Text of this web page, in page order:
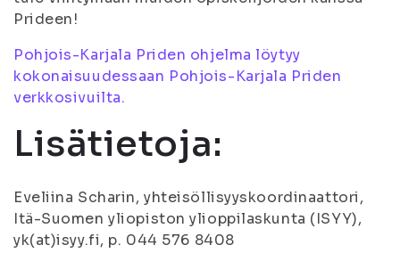
Prideen!
Pohjois-Karjala Priden ohjelma löytyy
kokonaisuudessaan Pohjois-Karjala Priden
verkkosivuilta.
Lisätietoja:
Eveliina Scharin, yhteisöllisyyskoordinaattori,
Itä-Suomen yliopiston ylioppilaskunta (ISYY),
yk(at)isyy.fi, p. 044 576 8408